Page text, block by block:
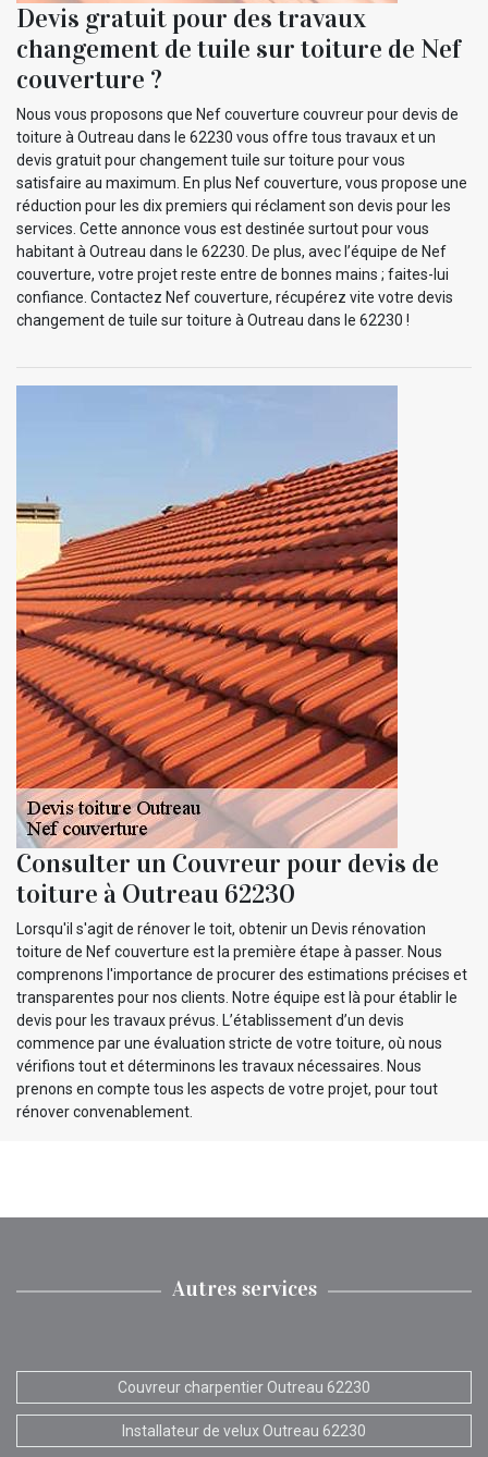
Devis gratuit pour des travaux
changement de tuile sur toiture de Nef
couverture ?
Nous vous proposons que Nef couverture couvreur pour devis de
toiture à Outreau dans le 62230 vous offre tous travaux et un
devis gratuit pour changement tuile sur toiture pour vous
satisfaire au maximum. En plus Nef couverture, vous propose une
réduction pour les dix premiers qui réclament son devis pour les
services. Cette annonce vous est destinée surtout pour vous
habitant à Outreau dans le 62230. De plus, avec l’équipe de Nef
couverture, votre projet reste entre de bonnes mains ; faites-lui
confiance. Contactez Nef couverture, récupérez vite votre devis
changement de tuile sur toiture à Outreau dans le 62230 !
Consulter un Couvreur pour devis de
toiture à Outreau 62230
Lorsqu'il s'agit de rénover le toit, obtenir un Devis rénovation
toiture de Nef couverture est la première étape à passer. Nous
comprenons l'importance de procurer des estimations précises et
transparentes pour nos clients. Notre équipe est là pour établir le
devis pour les travaux prévus. L’établissement d’un devis
commence par une évaluation stricte de votre toiture, où nous
vérifions tout et déterminons les travaux nécessaires. Nous
prenons en compte tous les aspects de votre projet, pour tout
rénover convenablement.
Autres services
Couvreur charpentier Outreau 62230
Installateur de velux Outreau 62230